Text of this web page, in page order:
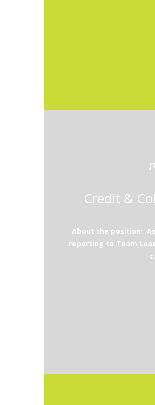
Credit &
About the position:
reporting to Team